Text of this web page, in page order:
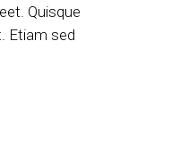
Quisque
Etiam sed